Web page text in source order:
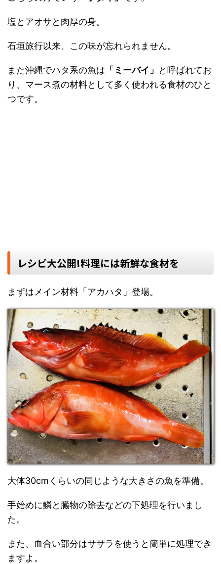
塩とアオサと肉厚の身。
石垣旅行以来、この味が忘れられません。
また沖縄でハタ系の魚は 「ミーバイ」
と呼ばれてお
り、マース煮の材料として多く使われる食材のひと
つです。
レシピ大公開!料理には新鮮な食材を
まずはメイン材料「アカハタ」登場。
大体30cmくらいの同じような大きさの魚を準備。
手始めに鱗と臓物の除去などの下処理を行いまし
た。
また、血合い部分はササラを使うと簡単に処理でき
ますよ。